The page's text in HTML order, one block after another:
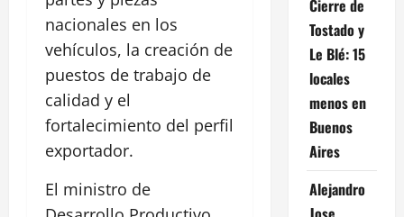
nacionales en los
vehículos, la creación de
puestos de trabajo de
calidad y el
fortalecimiento del perfil
exportador.
El ministro de
Cierre de
Tostado y
Le Blé: 15
locales
menos en
Buenos
Aires
Alejandro